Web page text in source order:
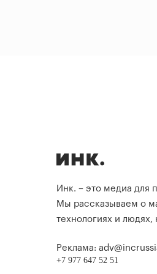
Инк. – это медиа для
Мы рассказываем о
технологиях и людях,
Реклама:
+7 977 647 52 51